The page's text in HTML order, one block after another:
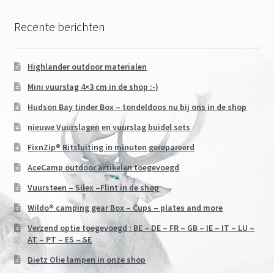
Recente berichten
Highlander outdoor materialen
Mini vuurslag 4×3 cm in de shop :-)
Hudson Bay tinder Box – tondeldoos nu bij ons in de shop
nieuwe Vuurslagen en vuurslag buidel sets
FixnZip® Ritsluiting in minuten gerepareerd
AceCamp outdoor artikelen toegevoegd
Vuursteen – Silex –Flint in de shop
Wildo® camping gear Box – Cups – plates and more
Verzend optie toegevoegd : BE – DE – FR – GB – IE – IT – LU –
AT – PT – ES – SE
Dietz Olie lampen in onze shop